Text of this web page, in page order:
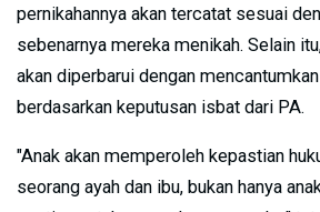
pernikahannya akan tercatat sesuai
sebenarnya mereka menikah. Selain
akan diperbarui dengan
berdasarkan keputusan isbat dari PA.
"Anak akan memperoleh kepastian
seorang ayah dan ibu, bukan hanya